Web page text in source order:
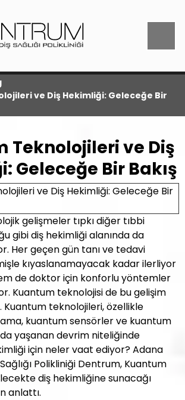
ve Diş Hekimliği: Geleceğe Bir
Teknolojileri ve Diş
Geleceğe Bir Bakış
gelişmeler tıpkı diğer tıbbi
gibi diş hekimliği alanında da
Her geçen gün tanı ve tedavi
kıyaslanamayacak kadar ilerliyor
de doktor için konforlu yöntemler
Kuantum teknolojisi de bu gelişim
Kuantum teknolojileri, özellikle
kuantum sensörler ve kuantum
yaşanan devrim niteliğinde
için neler vaat ediyor? Adana
Polikliniği Dentrum, Kuantum
diş hekimliğine sunacağı
anlattı.